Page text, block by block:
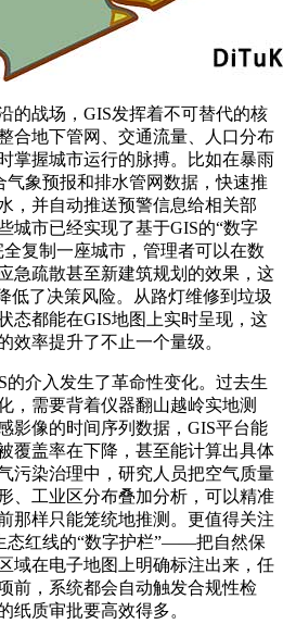
的战场，GIS发挥着不可替代的核
合地下管网、交通流量、人口分布
掌握城市运行的脉搏。比如在暴雨
气象预报和排水管网数据，快速推
，并自动推送预警信息给相关部
城市已经实现了基于GIS的“数字
复制一座城市，管理者可以在数
急疏散甚至新建筑规划的效果，这
低了决策风险。从路灯维修到垃圾
态都能在GIS地图上实时呈现，这
效率提升了不止一个量级。
的介入发生了革命性变化。过去生
，需要背着仪器翻山越岭实地测
影像的时间序列数据，GIS平台能
覆盖率在下降，甚至能计算出具体
污染治理中，研究人员把空气质量
、工业区分布叠加分析，可以精准
那样只能笼统地推测。更值得关注
态红线的“数字护栏”——把自然保
域在电子地图上明确标注出来，任
前，系统都会自动触发合规性检
纸质审批要高效得多。